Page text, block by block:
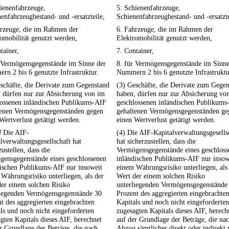
und -ersatzteile,
5. Schienenfahrzeuge,
Schienenfahrzeugbestand- und -
die im Rahmen der
genutzt werden,
6. Fahrzeuge, die im Rahmen der
Elektromobilität genutzt werden,
7. Container,
im Sinne der
2 bis 6 genutzte Infrastruktur.
8. für Vermögensgegenstände im
Nummern 2 bis 6 genutzte
die Derivate zum Gegenstand
dürfen nur zur Absicherung von im
inländischen Publikums-AIF
Vermögensgegenständen gegen
getätigt werden.
(3) Geschäfte, die Derivate zum
haben, dürfen nur zur Absicherung
geschlossenen inländischen
gehaltenen Vermögensgegenständen
einen Wertverlust getätigt werden.
Die AIF-
hat
dass die
eines geschlossenen
Publikums-AIF nur insoweit
unterliegen, als der
einem solchen Risiko
Vermögensgegenstände 30
des aggregierten eingebrachten
und noch nicht eingeforderten
Kapitals dieses AIF, berechnet
(4) Die AIF-
hat sicherzustellen, dass die
Vermögensgegenstände eines
inländischen Publikums-AIF nur
einem Währungsrisiko unterliegen, als
Wert der einem solchen Risiko
unterliegenden
Prozent des aggregierten eingebrachten
Kapitals und noch nicht eingeforderten
zugesagten Kapitals dieses AIF,
auf der Grundlage der Beträge, die